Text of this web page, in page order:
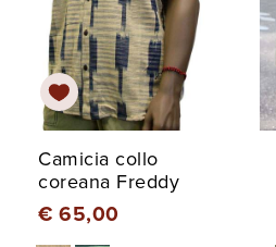
Camicia collo
coreana Freddy
€ 65,00